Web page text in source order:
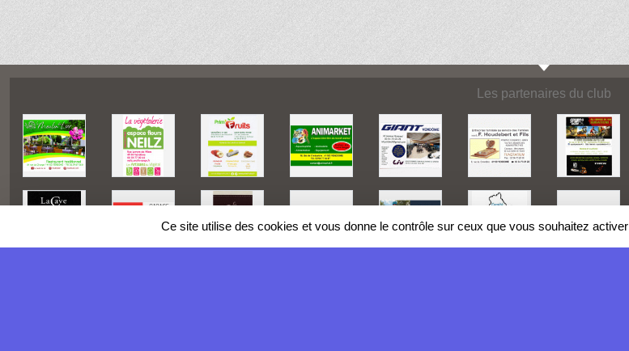
Les partenaires du club
Ce site utilise des cookies et vous donne le contrôle sur ceux que vous souhaitez activer